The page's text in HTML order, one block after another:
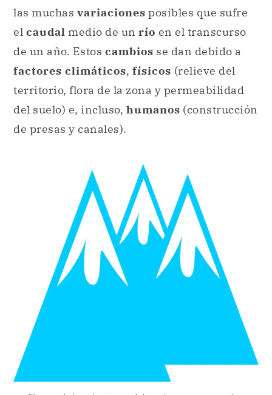
las muchas variaciones posibles que sufre
el caudal medio de un río en el transcurso
de un año. Estos cambios se dan debido a
factores climáticos, físicos (relieve del
territorio, flora de la zona y permeabilidad
del suelo) e, incluso, humanos (construcción
de presas y canales).